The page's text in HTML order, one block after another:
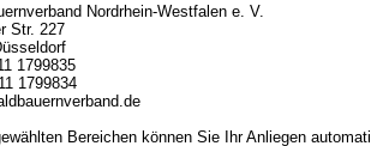
Nordrhein-Westfalen e. V.
Str. 227
1799835
1799834
Bereichen können Sie Ihr Anliegen